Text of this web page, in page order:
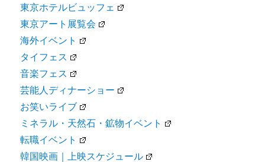
東京ホテルビュッフェ
東京アート展覧会
海外イベント
タイフェス
音楽フェス
芸能人ディナーショー
お笑いライブ
ミネラル・天然石・鉱物イベント
転職イベント
韓国映画｜上映スケジュール